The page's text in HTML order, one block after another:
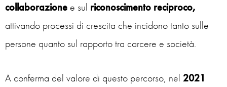
collaborazione e sul riconoscimento reciproco,
attivando processi di crescita che incidono tanto sulle
persone quanto sul rapporto tra carcere e società.
A conferma del valore di questo percorso, nel 2021